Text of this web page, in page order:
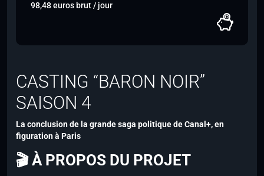
98,48 euros brut / jour
CASTING “BARON NOIR”
SAISON 4
La conclusion de la grande saga politique de Canal+, en
figuration à Paris
🎬 À PROPOS DU PROJET